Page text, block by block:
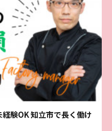
験OK 知立市で長く働け